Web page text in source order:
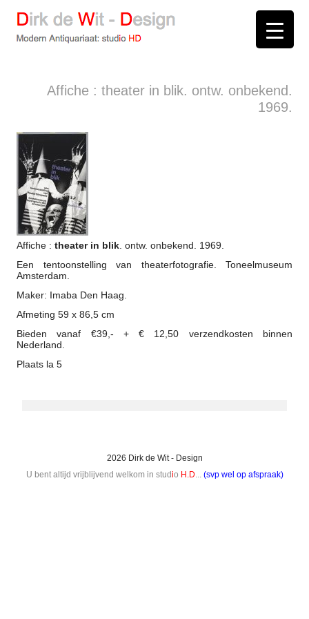
Dirk de Wit - Design
Modern Antiquariaat: studio HD
Affiche : theater in blik. ontw. onbekend.
1969.
Affiche : theater in blik . ontw. onbekend. 1969.
Een tentoonstelling van theaterfotografie. Toneelmuseum
Amsterdam.
Maker: Imaba Den Haag.
Afmeting 59 x 86,5 cm
Bieden vanaf €39,- + € 12,50 verzendkosten binnen
Nederland.
Plaats la 5
2026 Dirk de Wit - Design
U bent altijd vrijblijvend welkom in studio H.D... (svp wel op afspraak)